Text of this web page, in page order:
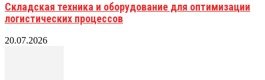
Складская техника и оборудование для оптимизации
логистических процессов
20.07.2026